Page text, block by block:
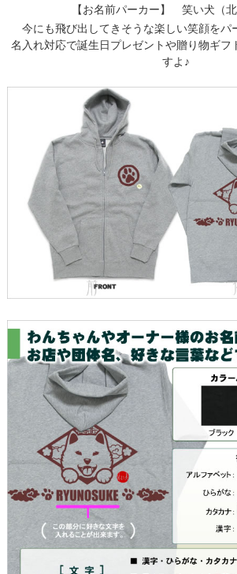
【お名前パーカー】 笑い犬（北
今にも飛び出してきそうな楽しい笑顔をパ
名入れ対応で誕生日プレゼントや贈り物ギフ
すよ♪